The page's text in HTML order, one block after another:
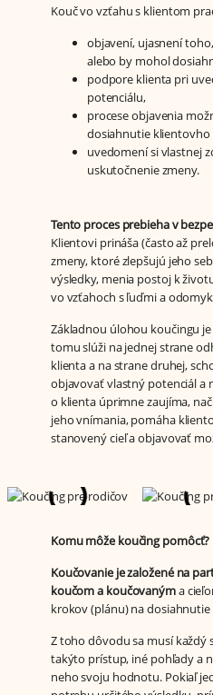
Kouč vo vzťahu s klientom
objavení, ujasnení
alebo by mohol
podpore klienta pri
potenciálu,
procese objavenia
dosiahnutie klientovho
uvedomení si vlastnej
uskutočnenie zmeny.
Tento proces prebieha v
Klientovi prináša (často až
zmeny, ktoré zlepšujú jeho
výsledky, menia postoj k
vo vzťahoch s ľuďmi a
Základnou úlohou koučingu
tomu slúži na jednej strane
klienta a na strane druhej,
objavovať vlastný potenciál a
o klienta úprimne zaujíma,
jeho vnímania, pomáha
stanovený cieľ a objavovať
Komu môže koučing pomôcť?
Koučovanie je založené na
koučom a koučovanýma
krokov (plánu) na dosiahnutie
Z toho dôvodu sa musí každý
takýto prístup, iné pohľady a
neho svoju hodnotu. Pokiaľ